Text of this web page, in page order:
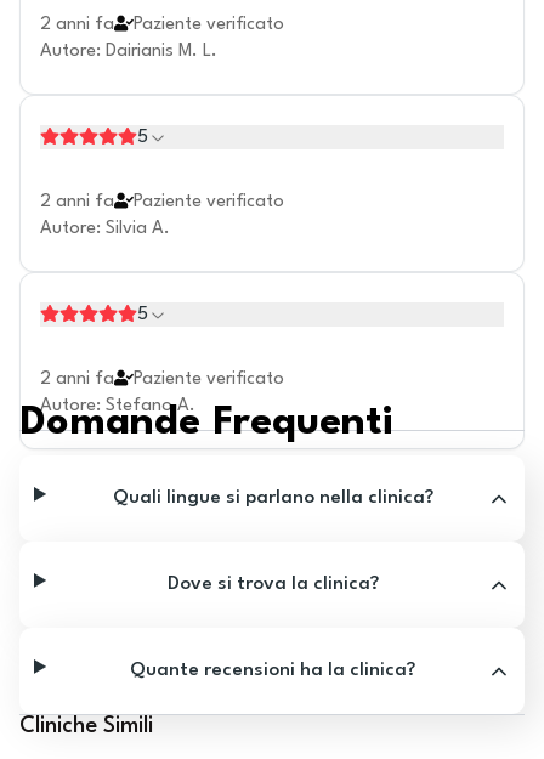
2 anni fa
Paziente verificato
Autore: Dairianis M. L.
5
2 anni fa
Paziente verificato
Autore: Silvia A.
5
2 anni fa
Paziente verificato
Autore: Stefano A.
Domande Frequenti
Quali lingue si parlano nella clinica?
Dove si trova la clinica?
Quante recensioni ha la clinica?
Cliniche Simili